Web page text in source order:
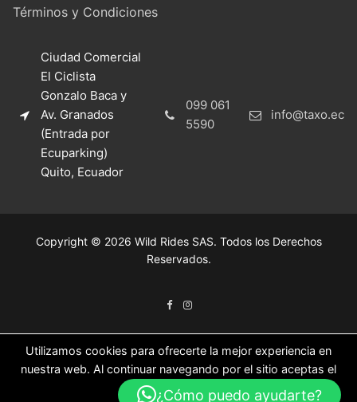
Términos y Condiciones
Ciudad Comercial
El Ciclista
Gonzalo Baca y
Av. Granados
(Entrada por
Ecuparking)
Quito, Ecuador
099 061
5590
info@taxo.ec
Copyright © 2026 Wild Rides SAS. Todos los Derechos
Reservados.
Utilizamos cookies para ofrecerte la mejor experiencia en
nuestra web. Al continuar navegando por el sitio aceptas el
uso de las mismas.
¿Cómo puedo ayudarte?